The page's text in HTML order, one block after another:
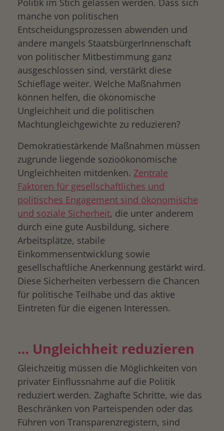
Politik im Stich gelassen werden. Dass sich
manche von politischen
Entscheidungsprozessen abwenden und
andere mangels StaatsbürgerInnenschaft
von politischer Mitbestimmung ganz
ausgeschlossen sind, verstärkt diese
Schieflage weiter. Welche Maßnahmen
können helfen, die ökonomische
Ungleichheit und die politischen
Machtungleichgewichte zu reduzieren?
Demokratiestärkende Maßnahmen müssen
zugrunde liegende sozioökonomische
Ungleichheiten mitdenken. Zentrale
Faktoren für gesellschaftliches und
politisches Engagement sind ökonomische
und soziale Sicherheit, die unter anderem
durch eine gute Ausbildung, sichere
Arbeitsplätze, stabile
Einkommensentwicklung sowie
gesellschaftliche Anerkennung gestärkt wird.
Diese Sicherheiten verbessern die Chancen
für politische Teilhabe und das aktive
Eintreten für die eigenen Interessen.
… Ungleichheit reduzieren
Gleichzeitig müssen die Möglichkeiten von
privater Einflussnahme auf die Politik
reduziert werden. Zaghafte Schritte, wie das
Beschränken von Parteispenden oder das
Führen von Transparenzregistern, sind